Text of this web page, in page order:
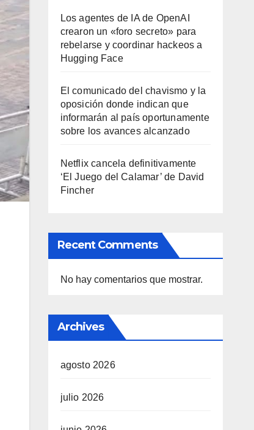
Los agentes de IA de OpenAI
crearon un «foro secreto» para
rebelarse y coordinar hackeos a
Hugging Face
El comunicado del chavismo y la
oposición donde indican que
informarán al país oportunamente
sobre los avances alcanzado
Netflix cancela definitivamente
‘El Juego del Calamar’ de David
Fincher
Recent Comments
No hay comentarios que mostrar.
Archives
agosto 2026
julio 2026